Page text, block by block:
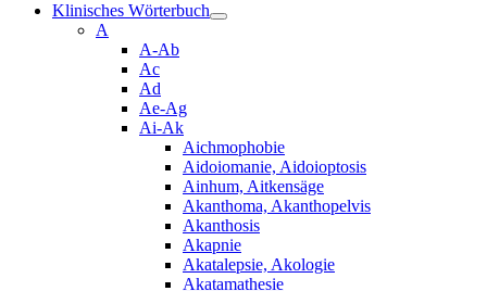
Klinisches Wörterbuch
A
A-Ab
Ac
Ad
Ae-Ag
Ai-Ak
Aichmophobie
Aidoiomanie, Aidoioptosis
Ainhum, Aitkensäge
Akanthoma, Akanthopelvis
Akanthosis
Akapnie
Akatalepsie, Akologie
Akatamathesie